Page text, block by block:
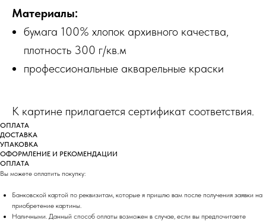
Материалы:
бумага 100% хлопок архивного качества,
плотность 300 г/кв.м
профессиональные акварельные краски
К картине прилагается сертификат соответствия.
ОПЛАТА
ДОСТАВКА
УПАКОВКА
ОФОРМЛЕНИЕ И РЕКОМЕНДАЦИИ
ОПЛАТА
Вы можете оплатить покупку:
Банковской картой по реквизитам, которые я пришлю вам после получения заявки на
приобретение картины.
Наличными. Данный способ оплаты возможен в случае, если вы предпочитаете